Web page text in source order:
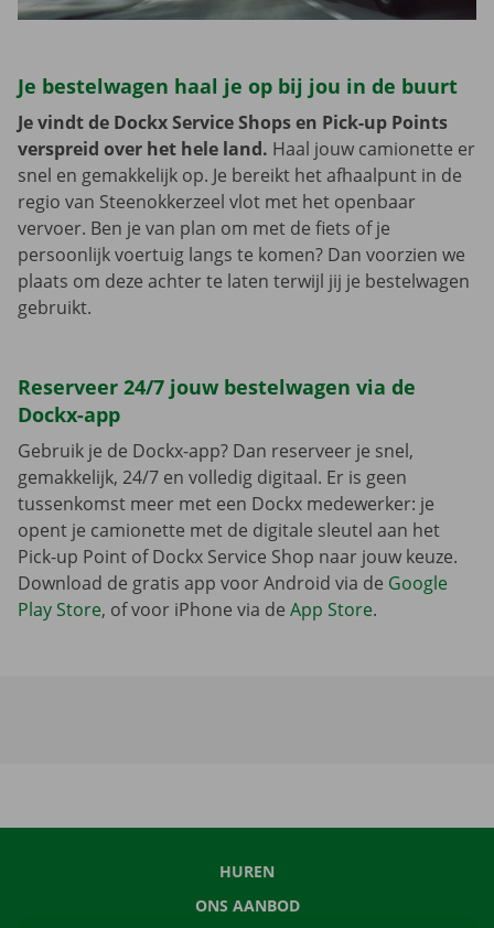
Je bestelwagen haal je op bij jou in de buurt
Je vindt de Dockx Service Shops en Pick-up Points
verspreid over het hele land. Haal jouw camionette er
snel en gemakkelijk op. Je bereikt het afhaalpunt in de
regio van Steenokkerzeel vlot met het openbaar
vervoer. Ben je van plan om met de fiets of je
persoonlijk voertuig langs te komen? Dan voorzien we
plaats om deze achter te laten terwijl jij je bestelwagen
gebruikt.
Reserveer 24/7 jouw bestelwagen via de
Dockx-app
Gebruik je de Dockx-app? Dan reserveer je snel,
gemakkelijk, 24/7 en volledig digitaal. Er is geen
tussenkomst meer met een Dockx medewerker: je
opent je camionette met de digitale sleutel aan het
Pick-up Point of Dockx Service Shop naar jouw keuze.
Download de gratis app voor Android via de Google
Play Store, of voor iPhone via de App Store.
HUREN
ONS AANBOD